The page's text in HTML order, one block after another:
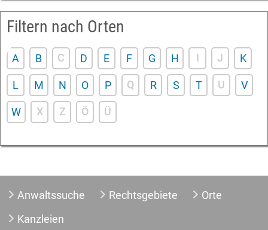
Nürnberg Saarbrücken
Würzburg
Filtern nach Orten
A B C D E F G H I J K
L M N O P Q R S T U V
W X Z Ö Ü
Anwaltssuche Rechtsgebiete
Orte
Kanzleien